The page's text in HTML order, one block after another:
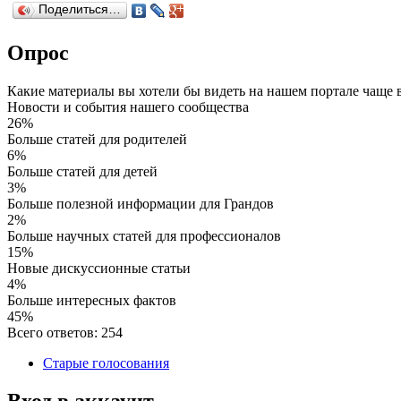
Поделиться…
Опрос
Какие материалы вы хотели бы видеть на нашем портале чаще
Новости и события нашего сообщества
26%
Больше статей для родителей
6%
Больше статей для детей
3%
Больше полезной информации для Грандов
2%
Больше научных статей для профессионалов
15%
Новые дискуссионные статьи
4%
Больше интересных фактов
45%
Всего ответов: 254
Старые голосования